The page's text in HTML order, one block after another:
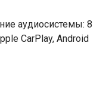
аудиосистемы: 8
CarPlay, Android